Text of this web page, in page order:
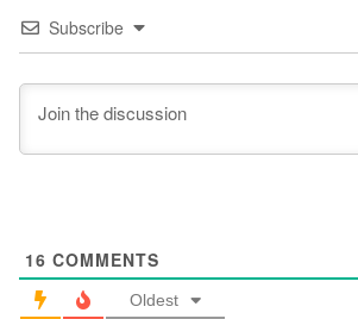
Subscribe
16 COMMENTS
Oldest